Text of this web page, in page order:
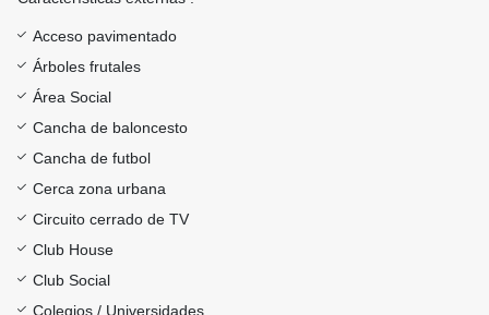
Acceso pavimentado
Árboles frutales
Área Social
Cancha de baloncesto
Cancha de futbol
Cerca zona urbana
Circuito cerrado de TV
Club House
Club Social
Colegios / Universidades